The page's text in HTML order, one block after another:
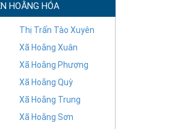
HOẰNG HÓA
Thị Trấn Tào Xuyên
Xã Hoằng Xuân
Xã Hoằng Phượng
Xã Hoằng Quỳ
Xã Hoằng Trung
Xã Hoằng Sơn